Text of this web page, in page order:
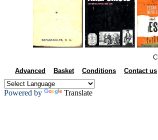
Advanced Basket Conditions Contact us
Powered by Translate